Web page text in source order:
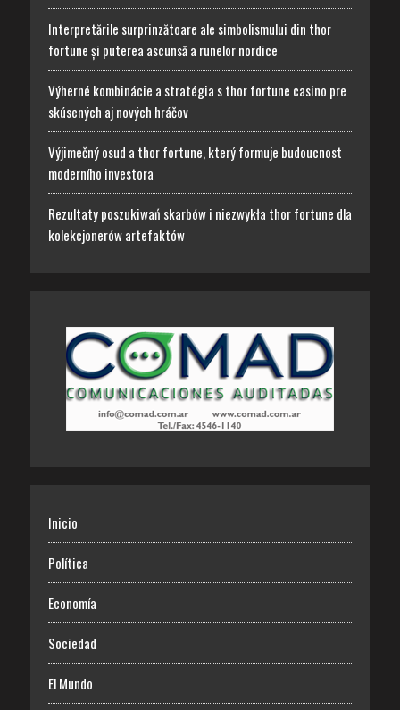
Interpretările surprinzătoare ale simbolismului din thor
fortune și puterea ascunsă a runelor nordice
Výherné kombinácie a stratégia s thor fortune casino pre
skúsených aj nových hráčov
Výjimečný osud a thor fortune, který formuje budoucnost
moderního investora
Rezultaty poszukiwań skarbów i niezwykła thor fortune dla
kolekcjonerów artefaktów
Inicio
Política
Economía
Sociedad
El Mundo